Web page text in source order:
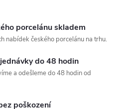
porcelánu skladem
nabídek českého porcelánu na trhu.
do 48 hodin
a odešleme do 48 hodin od
poškození